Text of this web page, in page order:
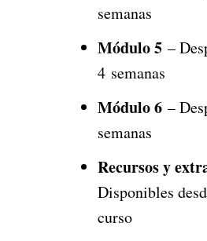
semanas
Módulo 5 –
4 semanas
Módulo 6 –
semanas
Recursos y
Disponibles
curso